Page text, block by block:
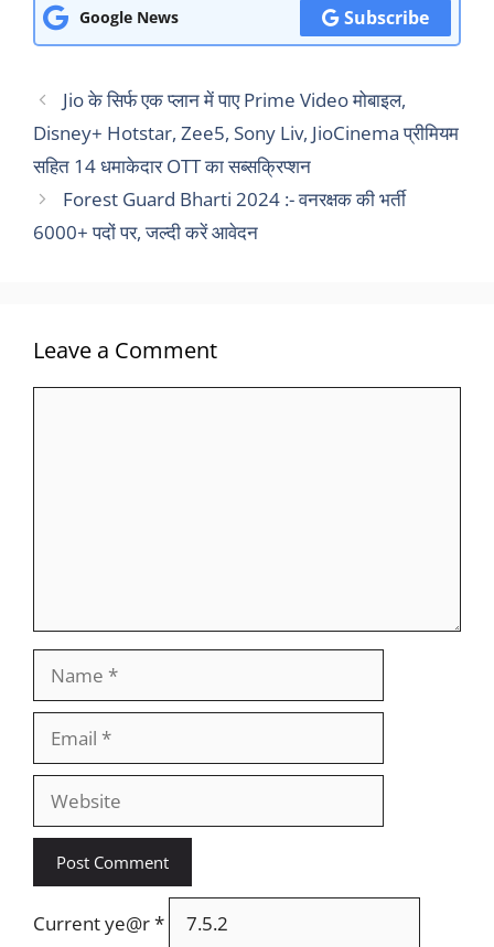
Google News Subscribe
Jio के सिर्फ एक प्लान में पाए Prime Video मोबाइल,
Disney+ Hotstar, Zee5, Sony Liv, JioCinema प्रीमियम
सहित 14 धमाकेदार OTT का सब्सक्रिप्शन
Forest Guard Bharti 2024 :- वनरक्षक की भर्ती
6000+ पदों पर, जल्दी करें आवेदन
Leave a Comment
Website
Current ye@r*